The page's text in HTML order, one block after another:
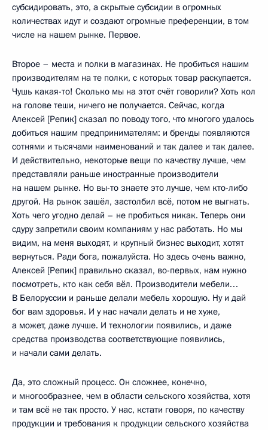
субсидировать, это, а скрытые субсидии в огромных
количествах идут и создают огромные преференции, в том
числе на нашем рынке. Первое.
Второе – места и полки в магазинах. Не пробиться нашим
производителям на те полки, с которых товар раскупается.
Чушь какая-то! Сколько мы на этот счёт говорили? Хоть кол
на голове теши, ничего не получается. Сейчас, когда
Алексей [Репик] сказал по поводу того, что многого удалось
добиться нашим предпринимателям: и бренды появляются
сотнями и тысячами наименований и так далее и так далее.
И действительно, некоторые вещи по качеству лучше, чем
представляли раньше иностранные производители
на нашем рынке. Но вы-то знаете это лучше, чем кто-либо
другой. На рынок зашёл, застолбил всё, потом не выгнать.
Хоть чего угодно делай – не пробиться никак. Теперь они
сдуру запретили своим компаниям у нас работать. Но мы
видим, на меня выходят, и крупный бизнес выходит, хотят
вернуться. Ради бога, пожалуйста. Но здесь очень важно,
Алексей [Репик] правильно сказал, во-первых, нам нужно
посмотреть, кто как себя вёл. Производители мебели…
В Белоруссии и раньше делали мебель хорошую. Ну и дай
бог вам здоровья. И у нас начали делать и не хуже,
а может, даже лучше. И технологии появились, и даже
средства производства соответствующие появились,
и начали сами делать.
Да, это сложный процесс. Он сложнее, конечно,
и многообразнее, чем в области сельского хозяйства, хотя
и там всё не так просто. У нас, кстати говоря, по качеству
продукции и требования к продукции сельского хозяйства